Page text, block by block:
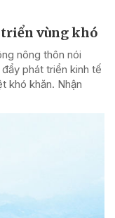
triển vùng khó
nông thôn nói
phát triển kinh tế
khó khăn. Nhận